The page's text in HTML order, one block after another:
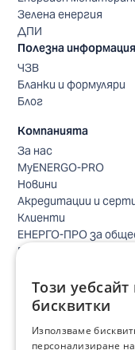
Зелена енергия
ДПИ
Полезна информация
ЧЗВ
Бланки и формуляри
Блог
Компанията
За нас
MyENERGO-PRO
Новини
Акредитации и
Клиенти
ЕНЕРГО-ПРО за
Реализирани проекти
Безопасно небе за
Безопасност
Контакти бизнес
Локации
Този уебсайт
бисквитки
Използваме
персонализиране